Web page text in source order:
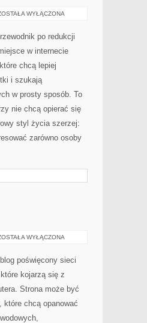
WYŁĄCZONA
po redukcji
w internecie
chcą lepiej
i szukają
w prosty sposób. To
nie chcą opierać się
styl życia szerzej:
zarówno osoby
WYŁĄCZONA
poświęcony sieci
kojarzą się z
Strona może być
które chcą opanować